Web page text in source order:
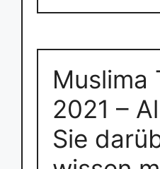
Muslima
2021 –
Sie